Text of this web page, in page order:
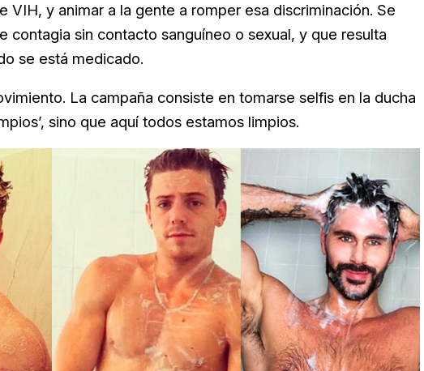
VIH, y animar a la gente a romper esa discriminación. Se
sin contacto sanguíneo o sexual, y que resulta
se está medicado.
La campaña consiste en tomarse selfis en la ducha
sino que aquí todos estamos limpios.